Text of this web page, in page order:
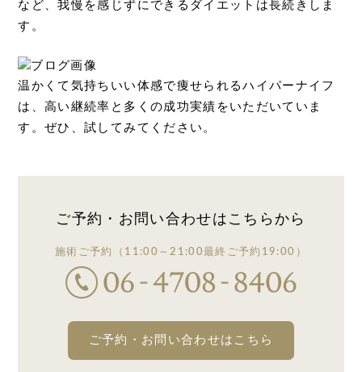
など、我慢を感じずにできるダイエットは長続きしま
す。
温かくて気持ちいい体感で痩せられるハイパーナイフ
は、高い継続率と多くの成功実績をいただいていま
す。ぜひ、試してみてください。
ご予約・お問い合わせはこちらから
施術ご予約 （11:00～21:00最終ご予約19:00）
ご予約・お問い合わせはこちら